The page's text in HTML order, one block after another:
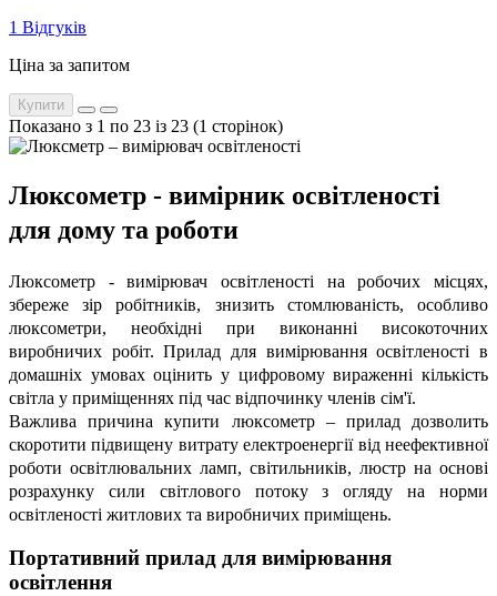
1 Відгуків
Ціна за запитом
Купити
Показано з 1 по 23 із 23 (1 сторінок)
Люксометр - вимірник освітленості
для дому та роботи
Люксометр - вимірювач освітленості на робочих місцях,
збереже зір робітників, знизить стомлюваність, особливо
люксометри, необхідні при виконанні високоточних
виробничих робіт. Прилад для вимірювання освітленості в
домашніх умовах оцінить у цифровому вираженні кількість
світла у приміщеннях під час відпочинку членів сім'ї.
Важлива причина купити люксометр – прилад дозволить
скоротити підвищену витрату електроенергії від неефективної
роботи освітлювальних ламп, світильників, люстр на основі
розрахунку сили світлового потоку з огляду на норми
освітленості житлових та виробничих приміщень.
Портативний прилад для вимірювання
освітлення